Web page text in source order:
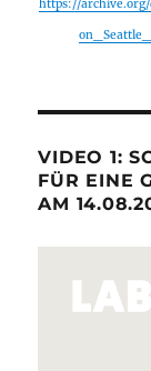
https://
VIDEO 1:
FÜR EINE
AM